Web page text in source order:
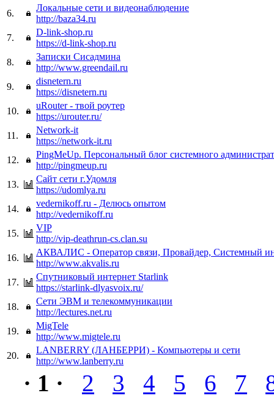
6.
Локальные сети и видеонаблюдение
http://baza34.ru
7.
D-link-shop.ru
https://d-link-shop.ru
8.
Записки Сисадмина
http://www.greendail.ru
9.
disnetern.ru
https://disnetern.ru
10.
uRouter - твой роутер
https://urouter.ru/
11.
Network-it
https://network-it.ru
12.
PingMeUp. Персональный блог системного
http://pingmeup.ru
13.
Сайт сети г.Удомля
https://udomlya.ru
14.
vedernikoff.ru - Делюсь опытом
http://vedernikoff.ru
15.
VIP
http://vip-deathrun-cs.clan.su
16.
АКВАЛИС - Оператор связи, Провайдер, Системный
http://www.akvalis.ru
17.
Спутниковый интернет Starlink
https://starlink-dlyasvoix.ru/
18.
Сети ЭВМ и телекоммуникации
http://lectures.net.ru
19.
MigTele
http://www.migtele.ru
20.
LANBERRY (ЛАНБЕРРИ) - Компьютеры и сети
http://www.lanberry.ru
· 1 · 2 3 4 5 6 7